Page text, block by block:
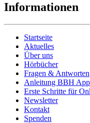
Informationen
Startseite
Aktuelles
Über uns
Hörbücher
Fragen & Antworten
Anleitung BBH
Erste Schritte für
Newsletter
Kontakt
Spenden